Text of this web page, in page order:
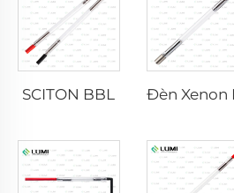
SCITON BBL